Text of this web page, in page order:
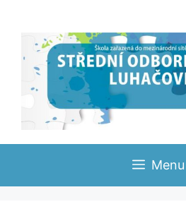
Menu